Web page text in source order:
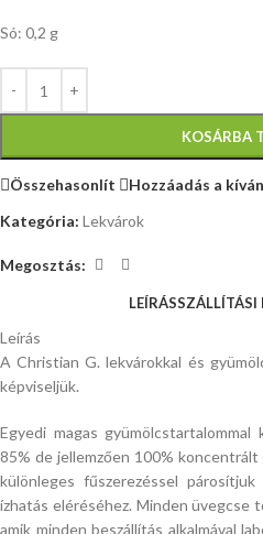
Só: 0,2 g
KOSÁRBA
Összehasonlít
Hozzáadás a
Kategória: Lekvárok
Megosztás:
LEÍRÁSSZÁLLÍTÁSI
Leírás
A Christian G. lekvárokkal és
képviseljük.
Egyedi magas
85% de jellemzően 100%
különleges fűszerezéssel
ízhatás eléréséhez. Minden üvegcse
amik minden beszállítás alkalmával